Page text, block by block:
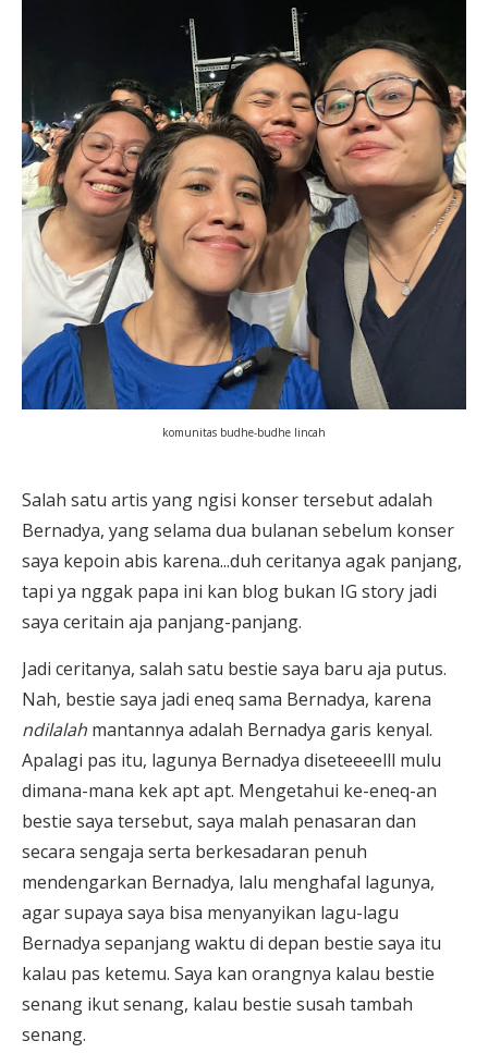
komunitas budhe-budhe lincah
Salah satu artis yang ngisi konser tersebut adalah
Bernadya, yang selama dua bulanan sebelum konser
saya kepoin abis karena...duh ceritanya agak panjang,
tapi ya nggak papa ini kan blog bukan IG story jadi
saya ceritain aja panjang-panjang.
Jadi ceritanya, salah satu bestie saya baru aja putus.
Nah, bestie saya jadi eneq sama Bernadya, karena
ndilalah mantannya adalah Bernadya garis kenyal.
Apalagi pas itu, lagunya Bernadya diseteeeelll mulu
dimana-mana kek apt apt. Mengetahui ke-eneq-an
bestie saya tersebut, saya malah penasaran dan
secara sengaja serta berkesadaran penuh
mendengarkan Bernadya, lalu menghafal lagunya,
agar supaya saya bisa menyanyikan lagu-lagu
Bernadya sepanjang waktu di depan bestie saya itu
kalau pas ketemu. Saya kan orangnya kalau bestie
senang ikut senang, kalau bestie susah tambah
senang.